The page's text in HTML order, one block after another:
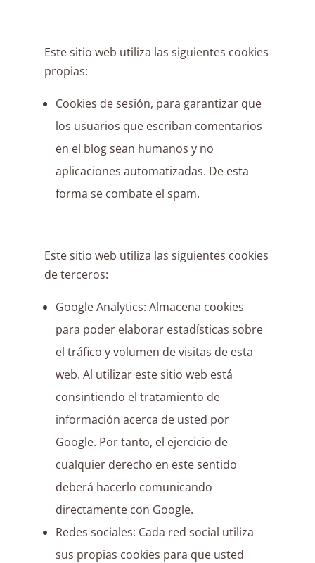
Este sitio web utiliza las siguientes cookies
propias:
Cookies de sesión, para garantizar que
los usuarios que escriban comentarios
en el blog sean humanos y no
aplicaciones automatizadas. De esta
forma se combate el spam.
Este sitio web utiliza las siguientes cookies
de terceros:
Google Analytics: Almacena cookies
para poder elaborar estadísticas sobre
el tráfico y volumen de visitas de esta
web. Al utilizar este sitio web está
consintiendo el tratamiento de
información acerca de usted por
Google. Por tanto, el ejercicio de
cualquier derecho en este sentido
deberá hacerlo comunicando
directamente con Google.
Redes sociales: Cada red social utiliza
sus propias cookies para que usted